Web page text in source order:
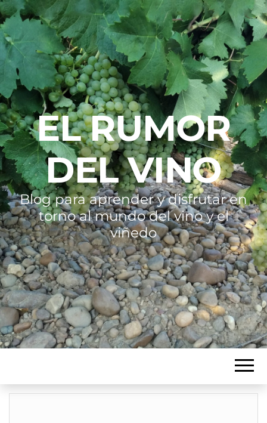
EL RUMOR
DEL VINO
Blog para aprender y disfrutar en
torno al mundo del vino y el
viñedo